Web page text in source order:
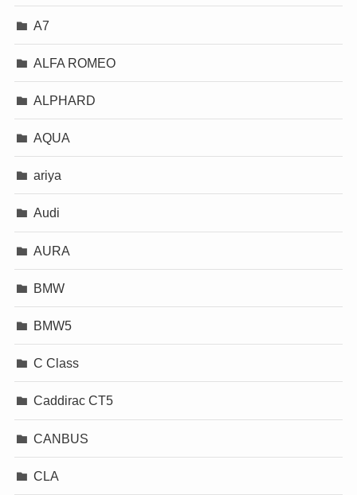
A7
ALFA ROMEO
ALPHARD
AQUA
ariya
Audi
AURA
BMW
BMW5
C Class
Caddirac CT5
CANBUS
CLA